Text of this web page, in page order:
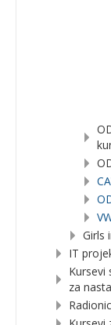
Girls
IT
Kursevi
za